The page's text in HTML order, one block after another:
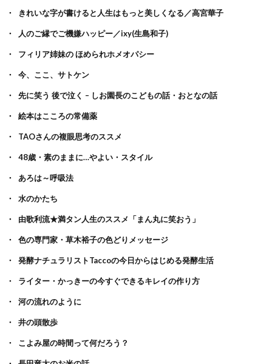
きれいな字が書けると人生はもっと美しくなる／高宮華子
人のご縁でご機嫌ハッピー／ixy(生島和子)
フィリア姉妹の ほめられホメオパシー
今、ここ、サトケン
先に笑う 後で泣く – しお園長のこどもの話・おとなの話
絵本はこころの常備薬
TAOさんの複眼思考のススメ
48歳・素のままに…やよい・スタイル
あろは～呼吸法
水のかたち
由歌利流★満タン人生のススメ「まん丸に笑おう」
色の専門家・草木裕子の色どりメッセージ
発酵ナチュラリストTaccoの今日からはじめる発酵生活
ライター・かっきーの今すぐできるキレイの作り方
河の流れのように
井の頭散歩
こよみ屋の時間って何だろう？